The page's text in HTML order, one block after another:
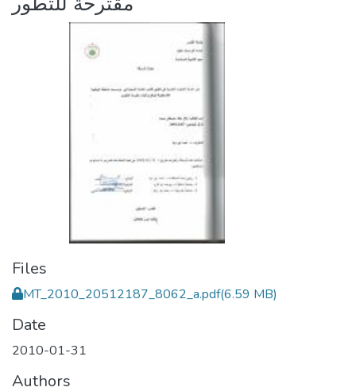
Files
MT_2010_20512187_8062_a.pdf(6.59 MB)
Date
2010-01-31
Authors